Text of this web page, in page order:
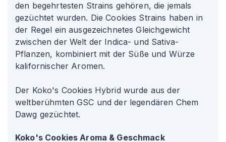
den begehrtesten Strains gehören, die jemals
gezüchtet wurden. Die Cookies Strains haben in
der Regel ein ausgezeichnetes Gleichgewicht
zwischen der Welt der Indica- und Sativa-
Pflanzen, kombiniert mit der Süße und Würze
kalifornischer Aromen.
Der Koko's Cookies Hybrid wurde aus der
weltberühmten GSC und der legendären Chem
Dawg gezüchtet.
Koko's Cookies Aroma & Geschmack